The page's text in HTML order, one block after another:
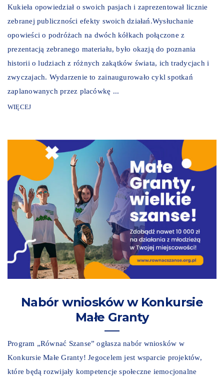
Kukieła opowiedział o swoich pasjach i zaprezentował licznie
zebranej publiczności efekty swoich działań.Wysłuchanie
opowieści o podróżach na dwóch kółkach połączone z
prezentacją zebranego materiału, było okazją do poznania
historii o ludziach z różnych zakątków świata, ich tradycjach i
zwyczajach. Wydarzenie to zainaugurowało cykl spotkań
zaplanowanych przez placówkę ...
WIĘCEJ
Nabór wniosków w Konkursie
Małe Granty
Program „Równać Szanse” ogłasza nabór wniosków w
Konkursie Małe Granty! Jegocelem jest wsparcie projektów,
które będą rozwijały kompetencje społeczne iemocjonalne